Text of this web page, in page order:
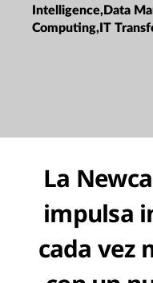
Intelligence,Data
Computing,IT
La
impulsa
cada vez